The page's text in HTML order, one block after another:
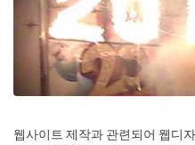
웹사이트 제작과 관련되어 웹디